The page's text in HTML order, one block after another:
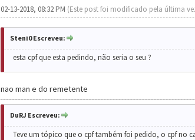
02-13-2018, 08:32 PM (Este post foi modificado pela última
Steni0 Escreveu:
esta cpf que esta pedindo, não seria o seu ?
nao man e do remetente
DuRJ Escreveu:
Teve um tópico que o cpf também foi pedido, o cpf no